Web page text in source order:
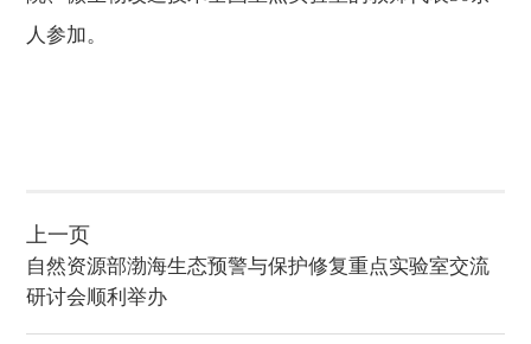
人参加。
上一页
自然资源部渤海生态预警与保护修复重点实验室交流
研讨会顺利举办